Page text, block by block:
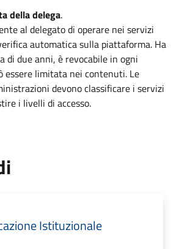
della delega.
al delegato di operare nei servizi
automatica sulla piattaforma. Ha
di due anni, è revocabile in ogni
essere limitata nei contenuti. Le
devono classificare i servizi
i livelli di accesso.
Istituzionale